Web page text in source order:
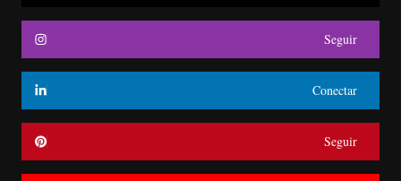
Seguir
Conectar
Seguir